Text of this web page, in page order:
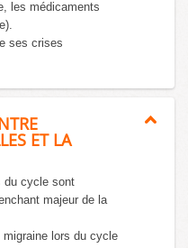
les médicaments
ses crises
ET LA
du cycle sont
majeur de la
lors du cycle